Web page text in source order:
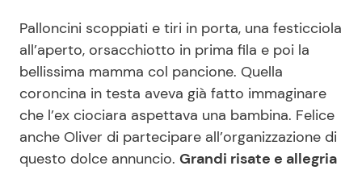
Palloncini scoppiati e tiri in porta, una festicciola
all’aperto, orsacchiotto in prima fila e poi la
bellissima mamma col pancione. Quella
coroncina in testa aveva già fatto immaginare
che l’ex ciociara aspettava una bambina. Felice
anche Oliver di partecipare all’organizzazione di
questo dolce annuncio. Grandi risate e allegria